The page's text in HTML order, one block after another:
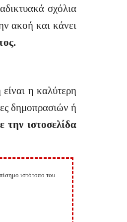
σχόλια
ακοή και κάνει
η καλύτερη
δημοπρασιών ή
την ιστοσελίδα
ιστότοπο του